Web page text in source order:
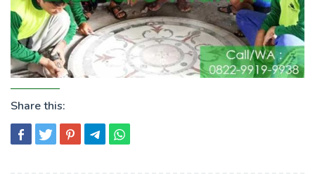
Share this: